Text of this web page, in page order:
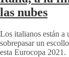
las nubes
Los italianos están a
sobrepasar un
esta Eurocopa 2021.